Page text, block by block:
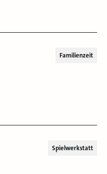
Familienzeit
Spielwerkstatt